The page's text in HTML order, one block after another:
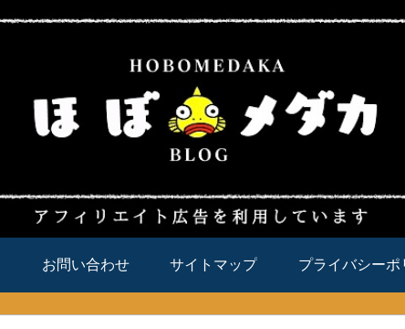
お問い合わせ サイトマップ プライバシーポ